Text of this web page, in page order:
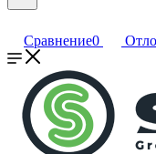
Сравнение0